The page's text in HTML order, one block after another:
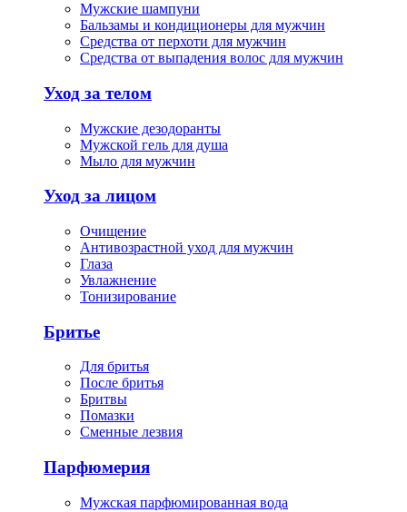
Мужские шампуни
Бальзамы и кондиционеры для мужчин
Средства от перхоти для мужчин
Средства от выпадения волос для мужчин
Уход за телом
Мужские дезодоранты
Мужской гель для душа
Мыло для мужчин
Уход за лицом
Очищение
Антивозрастной уход для мужчин
Глаза
Увлажнение
Тонизирование
Бритье
Для бритья
После бритья
Бритвы
Помазки
Сменные лезвия
Парфюмерия
Мужская парфюмированная вода